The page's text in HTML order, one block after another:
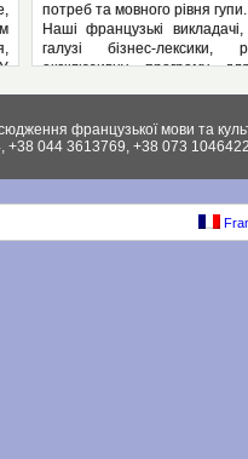
потреб та мовного рівня гупи.
Наші французькі
галузі бізнес-лексики,
ексклюзивну програму
Вашому підприємстві:
контрактів, укладання
документації, ведення
конференцій, маркетинг,
як і елементи права
господарське та інших.).
французької мови та
+38 044 3613769, +38 073